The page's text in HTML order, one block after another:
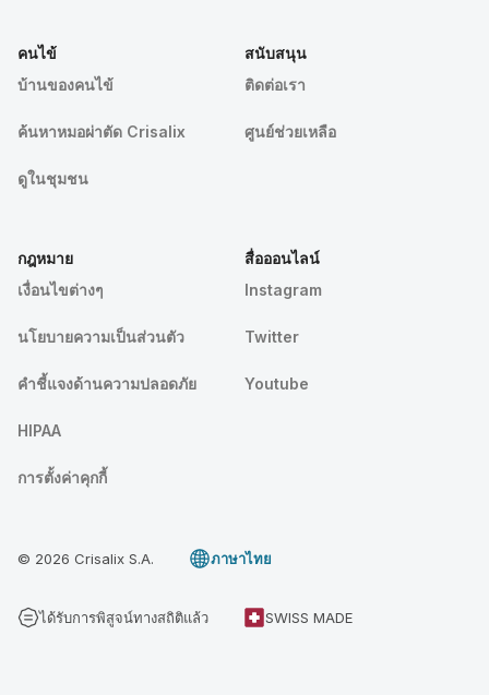
คนไข้
บ้านของคนไข้
ค้นหาหมอผ่าตัด Crisalix
ดูในชุมชน
สนับสนุน
ติดต่อเรา
ศูนย์ช่วยเหลือ
กฎหมาย
เงื่อนไขต่างๆ
นโยบายความเป็นส่วนตัว
คําชี้แจงด้านความปลอดภัย
HIPAA
การตั้งค่าคุกกี้
สื่อออนไลน์
Instagram
Twitter
Youtube
© 2026 Crisalix S.A. ภาษาไทย
ได้รับการพิสูจน์ทางสถิติแล้ว SWISS MADE